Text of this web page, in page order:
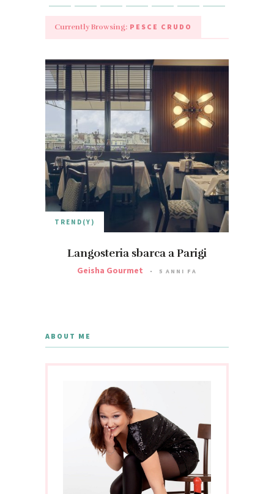
Currently Browsing: PESCE CRUDO
TREND(Y)
Langosteria sbarca a Parigi
Geisha Gourmet 5 ANNI FA
ABOUT ME